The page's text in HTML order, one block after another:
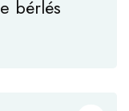
bérlés